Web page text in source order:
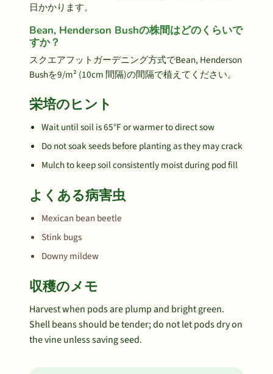
日かかります。
Bean, Henderson Bushの株間はどのくらいで
すか？
スクエアフットガーデニング方式でBean, Henderson
Bushを9/m² (10cm 間隔)の間隔で植えてください。
栄培のヒント
Wait until soil is 65°F or warmer to direct sow
Do not soak seeds before planting as they may crack
Mulch to keep soil consistently moist during pod fill
よくある病害虫
Mexican bean beetle
Stink bugs
Downy mildew
収穫のメモ
Harvest when pods are plump and bright green.
Shell beans should be tender; do not let pods dry on
the vine unless saving seed.